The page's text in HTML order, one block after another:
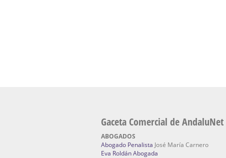
Gaceta Comercial de AndaluNet
ABOGADOS
Abogado Penalista José María Carnero
Eva Roldán Abogada